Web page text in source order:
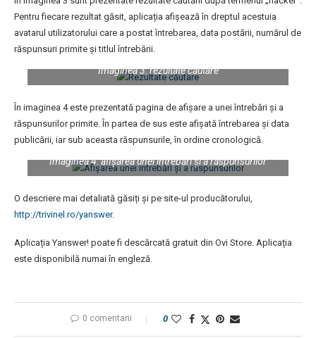
Pentru fiecare rezultat găsit, aplicația afișează în dreptul acestuia
avatarul utilizatorului care a postat întrebarea, data postării, numărul de
răspunsuri primite și titlul întrebării.
Imaginea 3: rezultate căutare
În imaginea 4 este prezentată pagina de afișare a unei întrebări și a
răspunsurilor primite. În partea de sus este afișată întrebarea și data
publicării, iar sub aceasta răspunsurile, în ordine cronologică.
Imaginea 4: afișarea unei întrebări și a răspunsurilor
O descriere mai detaliată găsiți și pe site-ul producătorului,
http://trivinel.ro/yanswer.
Aplicația Yanswer! poate fi descărcată gratuit din Ovi Store. Aplicația
este disponibilă numai în engleză.
0 comentarii 0